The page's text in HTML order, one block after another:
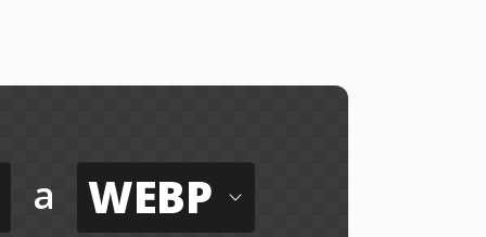
a WEBP